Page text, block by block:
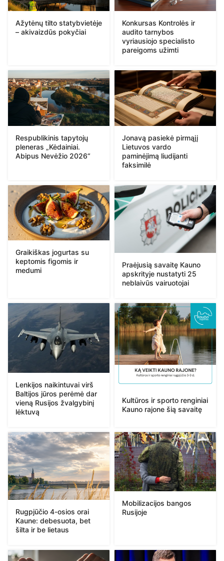
Ažytėnų tilto statybvietėje
– akivaizdūs pokyčiai
Konkursas Kontrolės ir
audito tarnybos
vyriausiojo specialisto
pareigoms užimti
Respublikinis tapytojų
pleneras „Kėdainiai.
Abipus Nevėžio 2026“
Jonavą pasiekė pirmąjį
Lietuvos vardo
paminėjimą liudijanti
faksimilė
Graikiškas jogurtas su
keptomis figomis ir
medumi
Praėjusią savaitę Kauno
apskrityje nustatyti 25
neblaivūs vairuotojai
Lenkijos naikintuvai virš
Baltijos jūros perėmė dar
vieną Rusijos žvalgybinį
lėktuvą
Kultūros ir sporto renginiai
Kauno rajone šią savaitę
Rugpjūčio 4-osios orai
Kaune: debesuota, bet
šilta ir be lietaus
Mobilizacijos bangos
Rusijoje